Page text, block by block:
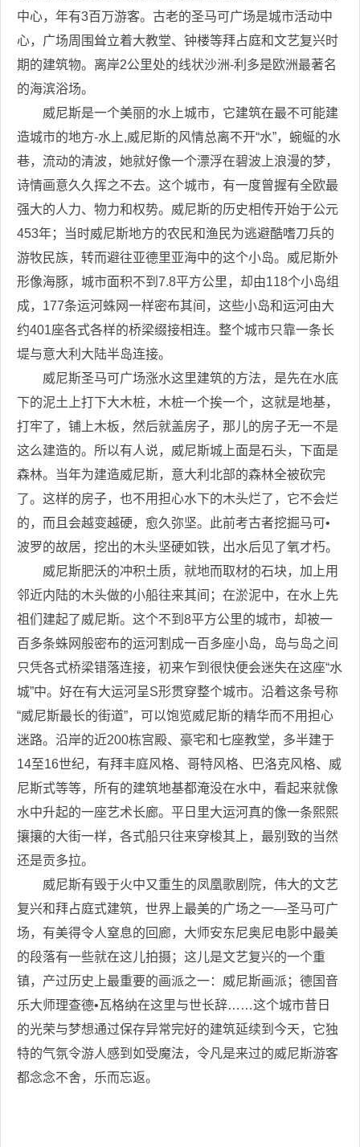
中心，年有3百万游客。古老的圣马可广场是城市活动中
心，广场周围耸立着大教堂、钟楼等拜占庭和文艺复兴时
期的建筑物。离岸2公里处的线状沙洲-利多是欧洲最著名
的海滨浴场。
威尼斯是一个美丽的水上城市，它建筑在最不可能建
造城市的地方-水上,威尼斯的风情总离不开“水”，蜿蜒的水
巷，流动的清波，她就好像一个漂浮在碧波上浪漫的梦，
诗情画意久久挥之不去。这个城市，有一度曾握有全欧最
强大的人力、物力和权势。威尼斯的历史相传开始于公元
453年；当时威尼斯地方的农民和渔民为逃避酷嗜刀兵的
游牧民族，转而避往亚德里亚海中的这个小岛。威尼斯外
形像海豚，城市面积不到7.8平方公里，却由118个小岛组
成，177条运河蛛网一样密布其间，这些小岛和运河由大
约401座各式各样的桥梁缀接相连。整个城市只靠一条长
堤与意大利大陆半岛连接。
威尼斯圣马可广场涨水这里建筑的方法，是先在水底
下的泥土上打下大木桩，木桩一个挨一个，这就是地基，
打牢了，铺上木板，然后就盖房子，那儿的房子无一不是
这么建造的。所以有人说，威尼斯城上面是石头，下面是
森林。当年为建造威尼斯，意大利北部的森林全被砍完
了。这样的房子，也不用担心水下的木头烂了，它不会烂
的，而且会越变越硬，愈久弥坚。此前考古者挖掘马可•
波罗的故居，挖出的木头坚硬如铁，出水后见了氧才朽。
威尼斯肥沃的冲积土质，就地而取材的石块，加上用
邻近内陆的木头做的小船往来其间；在淤泥中，在水上先
祖们建起了威尼斯。这个不到8平方公里的城市，却被一
百多条蛛网般密布的运河割成一百多座小岛，岛与岛之间
只凭各式桥梁错落连接，初来乍到很快便会迷失在这座“水
城”中。好在有大运河呈S形贯穿整个城市。沿着这条号称
“威尼斯最长的街道”，可以饱览威尼斯的精华而不用担心
迷路。沿岸的近200栋宫殿、豪宅和七座教堂，多半建于
14至16世纪，有拜丰庭风格、哥特风格、巴洛克风格、威
尼斯式等等，所有的建筑地基都淹没在水中，看起来就像
水中升起的一座艺术长廊。平日里大运河真的像一条熙熙
攘攘的大街一样，各式船只往来穿梭其上，最别致的当然
还是贡多拉。
威尼斯有毁于火中又重生的凤凰歌剧院，伟大的文艺
复兴和拜占庭式建筑，世界上最美的广场之一—圣马可广
场，有美得令人窒息的回廊，大师安东尼奥尼电影中最美
的段落有一些就在这儿拍摄；这儿是文艺复兴的一个重
镇，产过历史上最重要的画派之一：威尼斯画派；德国音
乐大师理查德•瓦格纳在这里与世长辞……这个城市昔日
的光荣与梦想通过保存异常完好的建筑延续到今天，它独
特的气氛令游人感到如受魔法，令凡是来过的威尼斯游客
都念念不舍，乐而忘返。